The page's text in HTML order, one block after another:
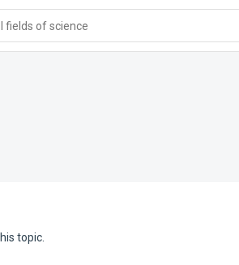
fields of science
topic.